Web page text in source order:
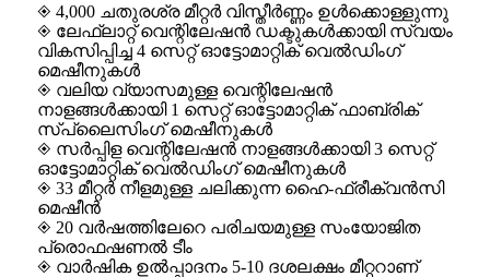
◈ 4,000 ചതുരശ്ര മീറ്റർ വിസ്തീർണ്ണം ഉൾക്കൊള്ളുന്നു
◈ ലേഫ്ലാറ്റ് വെന്റിലേഷൻ ഡക്ടുകൾക്കായി സ്വയം
വികസിപ്പിച്ച 4 സെറ്റ് ഓട്ടോമാറ്റിക് വെൽഡിംഗ്
മെഷീനുകൾ
◈ വലിയ വ്യാസമുള്ള വെന്റിലേഷൻ
നാളങ്ങൾക്കായി 1 സെറ്റ് ഓട്ടോമാറ്റിക് ഫാബ്രിക്
സ്പ്ലൈസിംഗ് മെഷീനുകൾ
◈ സർപ്പിള വെന്റിലേഷൻ നാളങ്ങൾക്കായി 3 സെറ്റ്
ഓട്ടോമാറ്റിക് വെൽഡിംഗ് മെഷീനുകൾ
◈ 33 മീറ്റർ നീളമുള്ള ചലിക്കുന്ന ഹൈ-ഫ്രീക്വൻസി
മെഷീൻ
◈ 20 വർഷത്തിലേറെ പരിചയമുള്ള സംയോജിത
പ്രൊഫഷണൽ ടീം
◈ വാർഷിക ഉൽപ്പാദനം 5-10 ദശലക്ഷം മീറ്ററാണ്